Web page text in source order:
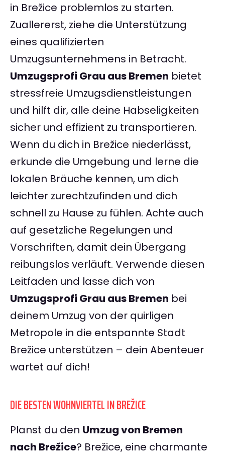
in Brežice problemlos zu starten.
Zuallererst, ziehe die Unterstützung
eines qualifizierten
Umzugsunternehmens in Betracht.
Umzugsprofi Grau aus Bremen bietet
stressfreie Umzugsdienstleistungen
und hilft dir, alle deine Habseligkeiten
sicher und effizient zu transportieren.
Wenn du dich in Brežice niederlässt,
erkunde die Umgebung und lerne die
lokalen Bräuche kennen, um dich
leichter zurechtzufinden und dich
schnell zu Hause zu fühlen. Achte auch
auf gesetzliche Regelungen und
Vorschriften, damit dein Übergang
reibungslos verläuft. Verwende diesen
Leitfaden und lasse dich von
Umzugsprofi Grau aus Bremen bei
deinem Umzug von der quirligen
Metropole in die entspannte Stadt
Brežice unterstützen – dein Abenteuer
wartet auf dich!
DIE BESTEN WOHNVIERTEL IN BREŽICE
Planst du den Umzug von Bremen
nach Brežice? Brežice, eine charmante